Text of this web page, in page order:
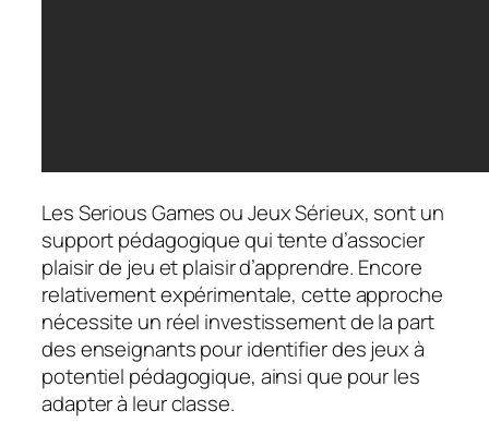
Les Serious Games ou Jeux Sérieux, sont un
support pédagogique qui tente d’associer
plaisir de jeu et plaisir d’apprendre. Encore
relativement expérimentale, cette approche
nécessite un réel investissement de la part
des enseignants pour identifier des jeux à
potentiel pédagogique, ainsi que pour les
adapter à leur classe.